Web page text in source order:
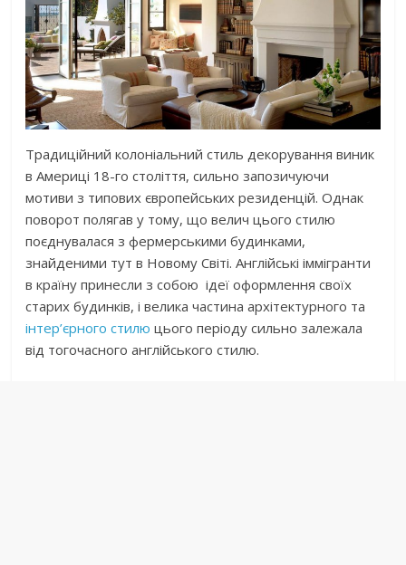
Традиційний колоніальний стиль декорування виник
в Америці 18-го століття, сильно запозичуючи
мотиви з типових європейських резиденцій. Однак
поворот полягав у тому, що велич цього стилю
поєднувалася з фермерськими будинками,
знайденими тут в Новому Світі. Англійські іммігранти
в країну принесли з собою ідеї оформлення своїх
старих будинків, і велика частина архітектурного та
інтер’єрного стилю цього періоду сильно залежала
від тогочасного англійського стилю.